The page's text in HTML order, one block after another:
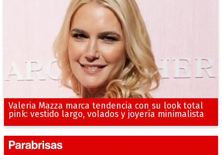
Valeria Mazza marca tendencia con su look total
pink: vestido largo, volados y joyería minimalista